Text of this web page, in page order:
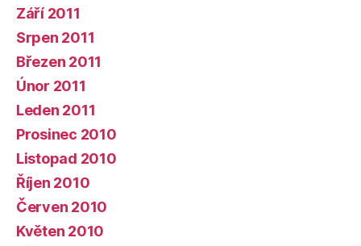
Září 2011
Srpen 2011
Březen 2011
Únor 2011
Leden 2011
Prosinec 2010
Listopad 2010
Říjen 2010
Červen 2010
Květen 2010